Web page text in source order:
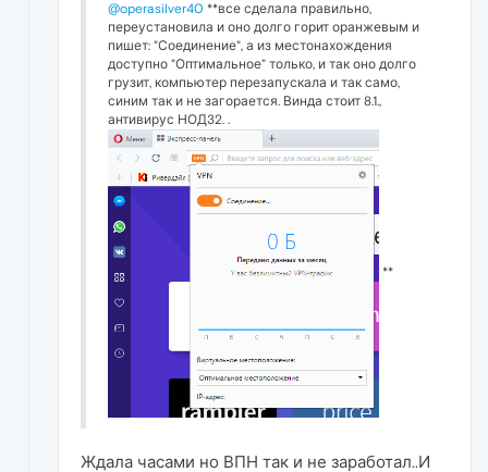
@operasilver40 **все сделала правильно,
переустановила и оно долго горит оранжевым и
пишет: "Соединение", а из местонахождения
доступно "Оптимальное" только, и так оно долго
грузит, компьютер перезапускала и так само,
синим так и не загорается. Винда стоит 8.1.,
антивирус НОД32. .
**
Ждала часами но ВПН так и не заработал..И